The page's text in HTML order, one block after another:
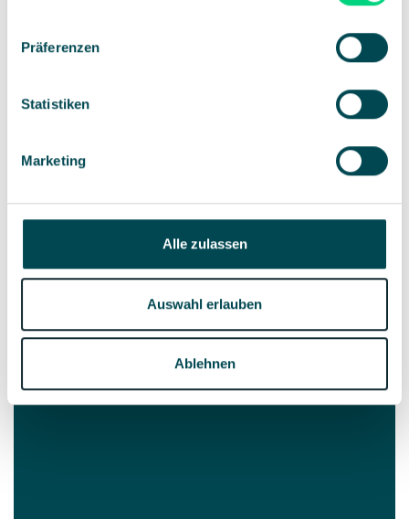
Präferenzen
Statistiken
Marketing
Alle zulassen
Auswahl erlauben
Ablehnen
unter der eigenen Domain veröffentlichen, ohne
Globale Projekt-Teams sind in der Lage,
eigenständig Seiten für lokale oder internationale
Events dezentral im Corporate Design zu erstellen
und in wenigen Klicks unter markenkonformen
So funktioniert’s